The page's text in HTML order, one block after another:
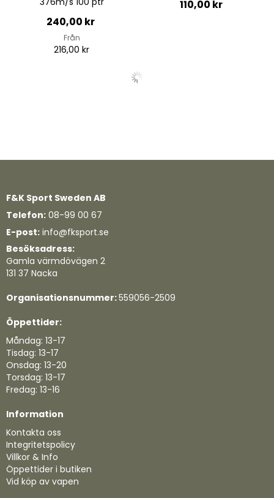
240,00 kr
Från
216,00 kr
Quickview
110,00 kr
F&K Sport Sweden AB
Telefon: 08-99 00 67
E-post: info@fksport.se
Besöksadress:
Gamla värmdövägen 2
131 37 Nacka
Organisationsnummer:559056-2509
Öppettider:
Måndag: 13-17
Tisdag: 13-17
Onsdag: 13-20
Torsdag: 13-17
Fredag: 13-16
Information
Kontakta oss
Integritetspolicy
Villkor & Info
Öppettider i butiken
Vid köp av vapen